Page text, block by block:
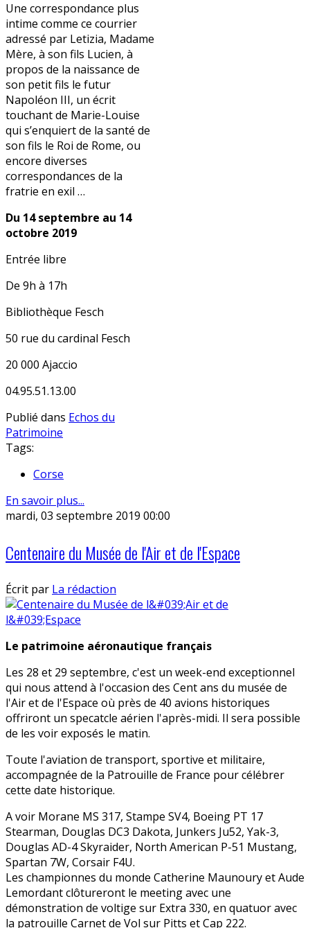
Une correspondance plus
intime comme ce courrier
adressé par Letizia, Madame
Mère, à son fils Lucien, à
propos de la naissance de
son petit fils le futur
Napoléon III, un écrit
touchant de Marie-Louise
qui s’enquiert de la santé de
son fils le Roi de Rome, ou
encore diverses
correspondances de la
fratrie en exil …
Du 14 septembre au 14
octobre 2019
Entrée libre
De 9h à 17h
Bibliothèque Fesch
50 rue du cardinal Fesch
20 000 Ajaccio
04.95.51.13.00
Publié dans Echos du
Patrimoine
Tags:
Corse
En savoir plus...
mardi, 03 septembre 2019 00:00
Centenaire du Musée de l'Air et de l'Espace
Écrit par La rédaction
Le patrimoine aéronautique français
Les 28 et 29 septembre, c'est un week-end exceptionnel
qui nous attend à l'occasion des Cent ans du musée de
l'Air et de l'Espace où près de 40 avions historiques
offriront un specatcle aérien l'après-midi. Il sera possible
de les voir exposés le matin.
Toute l'aviation de transport, sportive et militaire,
accompagnée de la Patrouille de France pour célébrer
cette date historique.
A voir Morane MS 317, Stampe SV4, Boeing PT 17
Stearman, Douglas DC3 Dakota, Junkers Ju52, Yak-3,
Douglas AD-4 Skyraider, North American P-51 Mustang,
Spartan 7W, Corsair F4U.
Les championnes du monde Catherine Maunoury et Aude
Lemordant clôtureront le meeting avec une
démonstration de voltige sur Extra 330, en quatuor avec
la patrouille Carnet de Vol sur Pitts et Cap 222.